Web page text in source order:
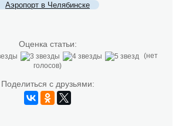
Аэропорт в Челябинске
Оценка статьи:
(нет
голосов)
Поделиться с друзьями: